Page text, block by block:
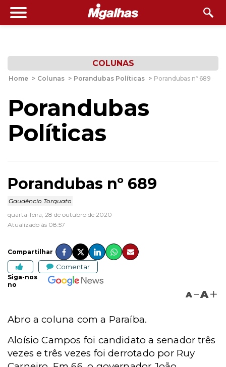
COLUNAS
Home > Colunas > Porandubas Políticas > Porandubas nº 689
Porandubas
Políticas
Porandubas nº 689
Gaudêncio Torquato
quarta-feira, 28 de outubro de 2020
Atualizado às 08:57
Compartilhar
Comentar
Siga-nos
no
A A
Abro a coluna com a Paraíba.
Aloísio Campos foi candidato a senador três
vezes e três vezes foi derrotado por Ruy